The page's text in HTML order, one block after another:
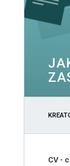
CV -